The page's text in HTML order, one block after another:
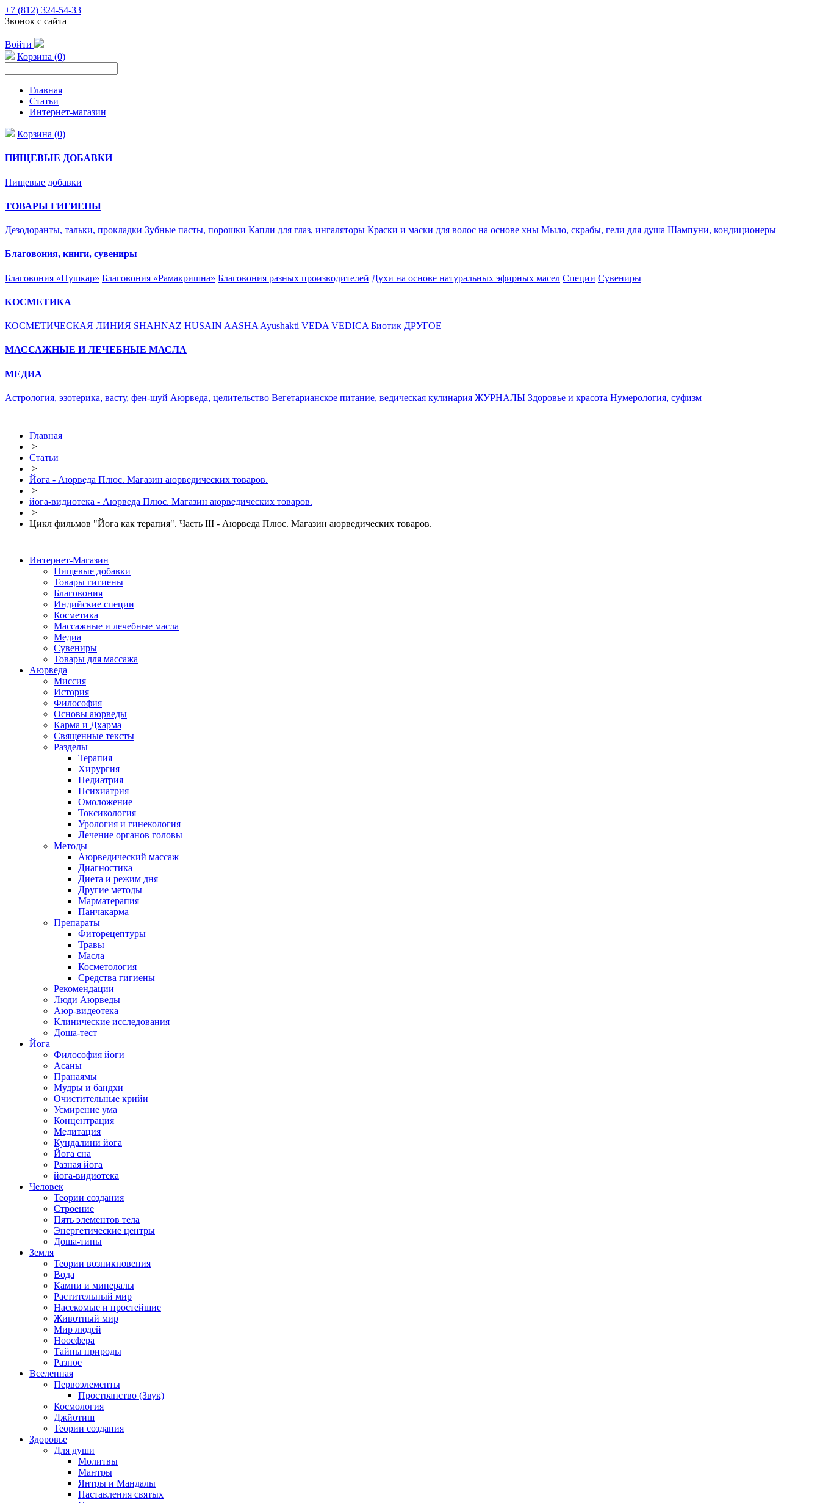
+7 (812) 324-54-33
Звонок с сайта
Войти
Корзина (0)
Главная
Статьи
Интернет-магазин
Корзина (0)
ПИЩЕВЫЕ ДОБАВКИ
Пищевые добавки
ТОВАРЫ ГИГИЕНЫ
Дезодоранты, тальки, прокладки Зубные пасты, порошки Капли для глаз, ингаляторы Краски и маски для волос на основе хны Мыло, скрабы, гели для душа Шампуни, кондиционеры
Благовония, книги, сувениры
Благовония «Пушкар» Благовония «Рамакришна» Благовония разных производителей Духи на основе натуральных эфирных масел Специи Сувениры
КОСМЕТИКА
КОСМЕТИЧЕСКАЯ ЛИНИЯ SHAHNAZ HUSAIN AASHA Ayushakti VEDA VEDICA Биотик ДРУГОЕ
МАССАЖНЫЕ И ЛЕЧЕБНЫЕ МАСЛА
МЕДИА
Астрология, эзотерика, васту, фен-шуй Аюрведа, целительство Вегетарианское питание, ведическая кулинария ЖУРНАЛЫ Здоровье и красота Нумерология, суфизм
Главная
>
Статьи
>
Йога - Аюрведа Плюс. Магазин аюрведических товаров.
>
йога-видиотека - Аюрведа Плюс. Магазин аюрведических товаров.
>
Цикл фильмов "Йога как терапия". Часть III - Аюрведа Плюс. Магазин аюрведических товаров.
Интернет-Магазин
Пищевые добавки
Товары гигиены
Благовония
Индийские специи
Косметика
Массажные и лечебные масла
Медиа
Сувениры
Товары для массажа
Аюрведа
Миссия
История
Философия
Основы аюрведы
Карма и Дхарма
Священные тексты
Разделы
Терапия
Хирургия
Педиатрия
Психиатрия
Омоложение
Токсикология
Урология и гинекология
Лечение органов головы
Методы
Аюрведический массаж
Диагностика
Диета и режим дня
Другие методы
Марматерапия
Панчакарма
Препараты
Фиторецептуры
Травы
Масла
Косметология
Средства гигиены
Рекомендации
Люди Аюрведы
Аюр-видеотека
Клинические исследования
Доша-тест
Йога
Философия йоги
Асаны
Пранаямы
Мудры и бандхи
Очистительные крийи
Усмирение ума
Концентрация
Медитация
Кундалини йога
Йога сна
Разная йога
йога-видиотека
Человек
Теории создания
Строение
Пять элементов тела
Энергетические центры
Доша-типы
Земля
Теории возникновения
Вода
Камни и минералы
Растительный мир
Насекомые и простейшие
Животный мир
Мир людей
Ноосфера
Тайны природы
Разное
Вселенная
Первоэлементы
Пространство (Звук)
Космология
Джйотиш
Теории создания
Здоровье
Для души
Молитвы
Мантры
Янтры и Мандалы
Наставления святых